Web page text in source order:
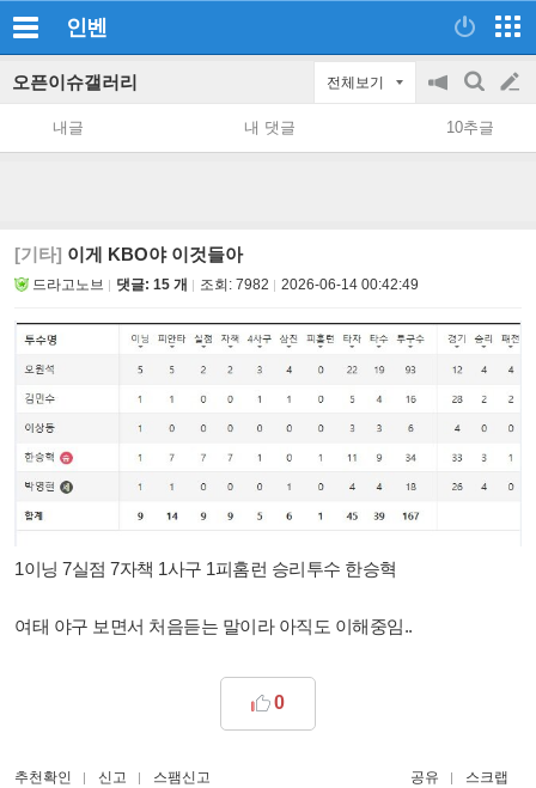
인벤
오픈이슈갤러리 전체보기
공
지
on/off
검
색
글
쓰
내글 내 댓글 10추글
[기타] 이게 KBO야 이것들아
드라고노브 댓글: 15 개 조회: 7982 2026-06-14 00:42:49
1이닝 7실점 7자책 1사구 1피홈런 승리투수 한승혁
여태 야구 보면서 처음듣는 말이라 아직도 이해중임..
0
추천확인 신고 스팸신고 공유 스크랩